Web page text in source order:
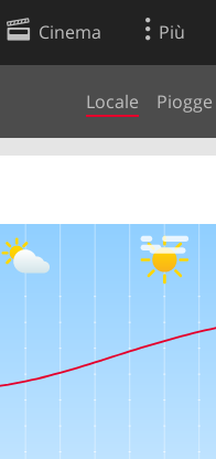
Cinema Più
Locale Piogge